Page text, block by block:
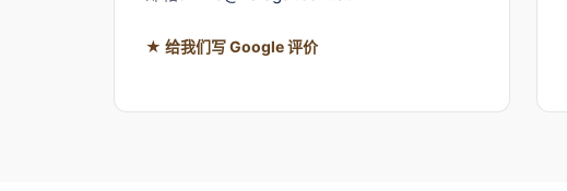
★ 给我们写 Google 评价